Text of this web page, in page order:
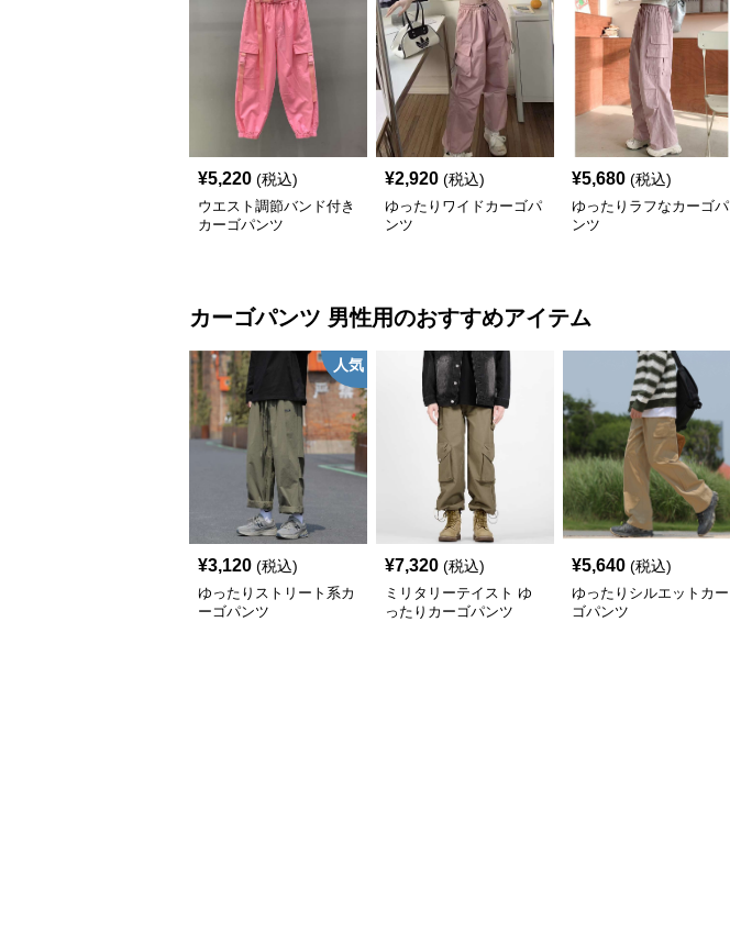
¥5,220 (税込)
ウエスト調節バンド付き
カーゴパンツ
¥2,920 (税込)
ゆったりワイドカーゴパ
ンツ
¥5,680 (税込)
ゆったりラフなカーゴパ
ンツ
カーゴパンツ 男性用のおすすめアイテム
人気
¥3,120 (税込)
ゆったりストリート系カ
ーゴパンツ
¥7,320 (税込)
ミリタリーテイスト ゆ
ったりカーゴパンツ
¥5,640 (税込)
ゆったりシルエットカー
ゴパンツ